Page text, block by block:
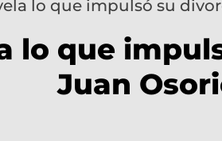
lo que
Juan